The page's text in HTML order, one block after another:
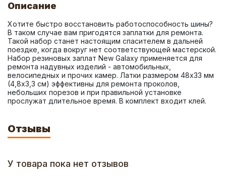
Описание
Хотите быстро восстановить работоспособность шины?
В таком случае вам пригодятся заплатки для ремонта.
Такой набор станет настоящим спасителем в дальней
поездке, когда вокруг нет соответствующей мастерской.
Набор резиновых заплат New Galaxy применяется для
ремонта надувных изделий - автомобильных,
велосипедных и прочих камер. Латки размером 48х33 мм
(4,8х3,3 см) эффективны для ремонта проколов,
небольших порезов и при правильной установке
прослужат длительное время. В комплект входит клей.
Отзывы
У товара пока нет отзывов